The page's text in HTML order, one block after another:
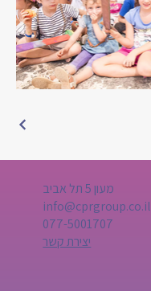
מעון 5 תל אביב
info@cprgroup.co.il
077-5001707
יצירת קשר